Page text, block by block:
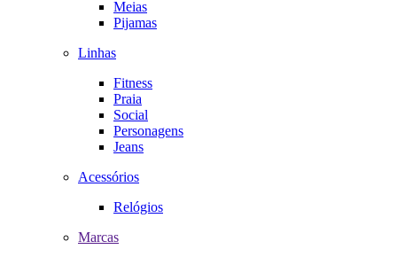
Meias
Pijamas
Linhas
Fitness
Praia
Social
Personagens
Jeans
Acessórios
Relógios
Marcas